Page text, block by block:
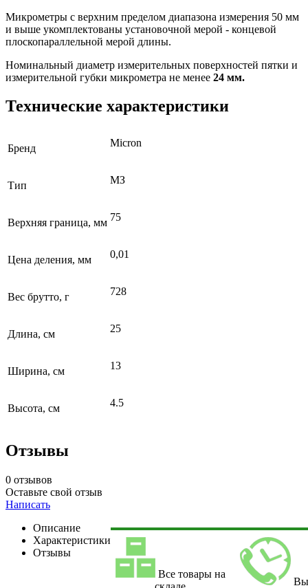
Микрометры с верхним пределом диапазона измерения 50 мм
и выше укомплектованы установочной мерой - концевой
плоскопараллельной мерой длины.
Номинальный диаметр измерительных поверхностей пятки и
измерительной губки микрометра не менее 24 мм.
Технические характеристики
Бренд Micron
Тип МЗ
Верхняя граница, мм 75
Цена деления, мм 0,01
Вес брутто, г 728
Длина, см 25
Ширина, см 13
Высота, см 4.5
Отзывы
0 отзывов
Оставьте свой отзыв
Написать
Описание
Характеристики
Отзывы
Все товары на